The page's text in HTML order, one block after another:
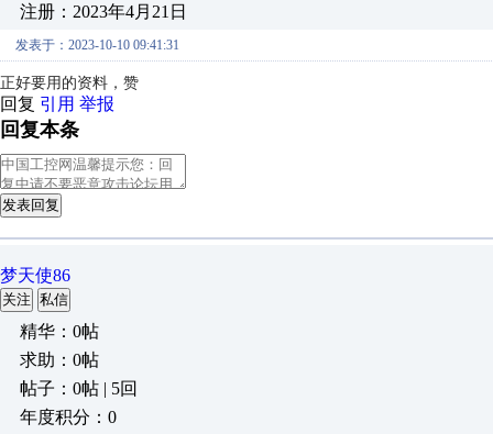
注册：2023年4月21日
发表于：2023-10-10 09:41:31
正好要用的资料，赞
回复 引用 举报
回复本条
发表回复
梦天使86
关注 私信
精华：0帖
求助：0帖
帖子：0帖 | 5回
年度积分：0